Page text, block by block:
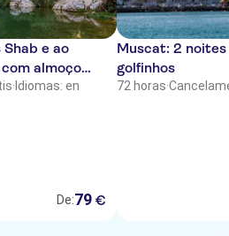
e ao
almoço
· Idiomas: en
De:79 €
Muscat: 2
golfinhos
72 horas·